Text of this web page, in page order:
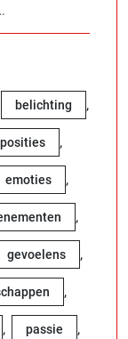
belichting ,
,
emoties ,
,
gevoelens ,
,
, passie ,